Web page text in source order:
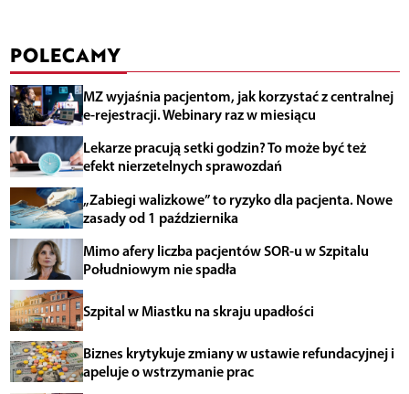
POLECAMY
MZ wyjaśnia pacjentom, jak korzystać z centralnej
e-rejestracji. Webinary raz w miesiącu
Lekarze pracują setki godzin? To może być też
efekt nierzetelnych sprawozdań
„Zabiegi walizkowe” to ryzyko dla pacjenta. Nowe
zasady od 1 października
Mimo afery liczba pacjentów SOR-u w Szpitalu
Południowym nie spadła
Szpital w Miastku na skraju upadłości
Biznes krytykuje zmiany w ustawie refundacyjnej i
apeluje o wstrzymanie prac